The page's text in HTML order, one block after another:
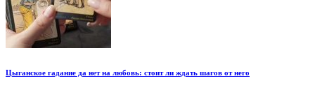
Цыганское гадание да нет на любовь: стоит ли ждать шагов от него